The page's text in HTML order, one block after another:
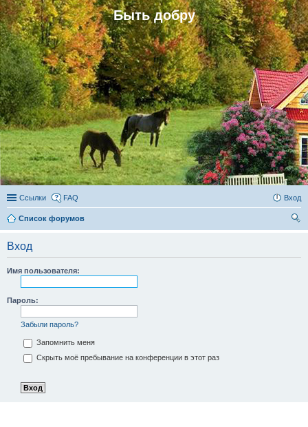
Быть добру
Ссылки FAQ Вход
Список форумов
Вход
Имя пользователя:
Пароль:
Забыли пароль?
Запомнить меня
Скрыть моё пребывание на конференции в этот раз